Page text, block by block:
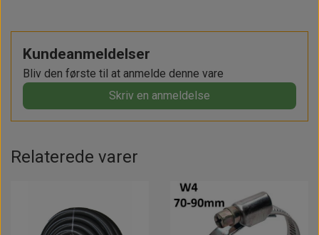
Kundeanmeldelser
Bliv den første til at anmelde denne vare
Skriv en anmeldelse
Relaterede varer